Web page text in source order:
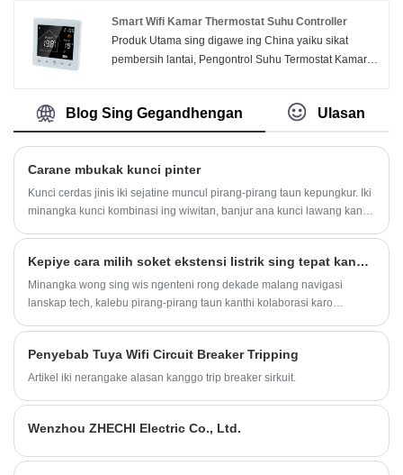
Smart Wifi Kamar Thermostat Suhu Controller
Produk Utama sing digawe ing China yaiku sikat
pembersih lantai, Pengontrol Suhu Termostat Kamar
filamen kawat, piring plastik, lsp.
Blog Sing Gegandhengan Ulasan
Carane mbukak kunci pinter
Kunci cerdas jinis iki sejatine muncul pirang-pirang taun kepungkur. Iki
minangka kunci kombinasi ing wiwitan, banjur ana kunci lawang kanthi
manungsa lan kunci lawang anyar liyane.
Kepiye cara milih soket ekstensi listrik sing tepat kanggo kantor omahku
Minangka wong sing wis ngenteni rong dekade malang navigasi
lanskap tech, kalebu pirang-pirang taun kanthi kolaborasi karo
sawijining komponen sing paling ora bisa ditrapake yaiku soket
ekstensi listrik sing asor.
Penyebab Tuya Wifi Circuit Breaker Tripping
Artikel iki nerangake alasan kanggo trip breaker sirkuit.
Wenzhou ZHECHI Electric Co., Ltd.